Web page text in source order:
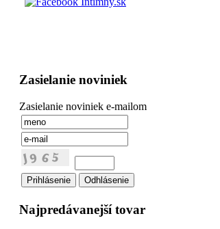
Zasielanie noviniek
Zasielanie noviniek e-mailom
Najpredávanejší tovar